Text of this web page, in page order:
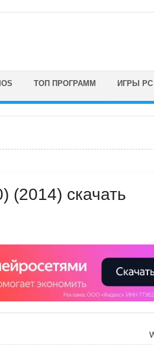
IOS ТОП ПРОГРАММ ИГРЫ PC
(2014) скачать